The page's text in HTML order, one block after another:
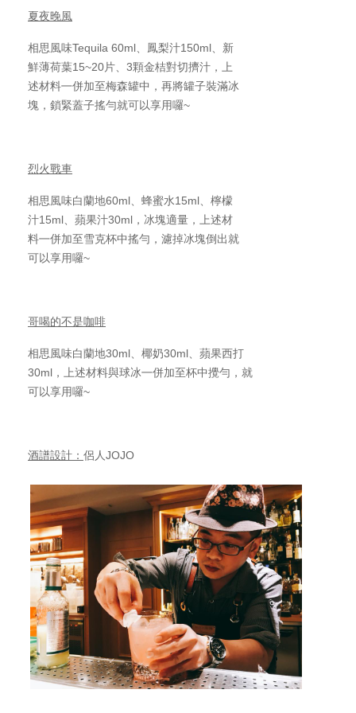
夏夜晚風
相思風味Tequila 60ml、鳳梨汁150ml、新
鮮薄荷葉15~20片、3顆金桔對切擠汁，上
述材料㇐併加至梅森罐中，再將罐子裝滿冰
塊，鎖緊蓋子搖勻就可以享用囉~
烈火戰車
相思風味白蘭地60ml、蜂蜜水15ml、檸檬
汁15ml、蘋果汁30ml，冰塊適量，上述材
料㇐併加至雪克杯中搖勻，濾掉冰塊倒出就
可以享用囉~
哥喝的不是咖啡
相思風味白蘭地30ml、椰奶30ml、蘋果西打
30ml，上述材料與球冰㇐併加至杯中攪勻，就
可以享用囉~
酒譜設計： 侶人JOJO